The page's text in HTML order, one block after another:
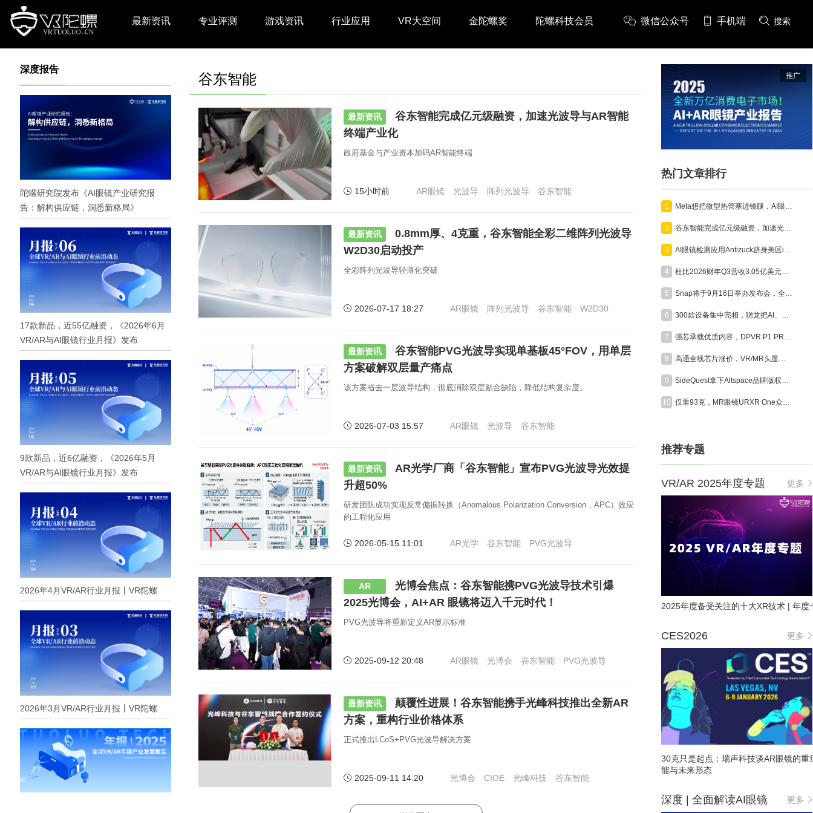
最新资讯 专业评测 游戏资讯 行业应用 VR大空间 金陀螺奖 陀螺科技会员 微信公众号 手机端 搜索
深度报告
陀螺研究院发布《AI眼镜产业研究报
告：解构供应链，洞悉新格局》
17款新品，近55亿融资，《2026年6月
VR/AR与AI眼镜行业月报》发布
9款新品，近6亿融资，《2026年5月
VR/AR与AI眼镜行业月报》发布
2026年4月VR/AR行业月报丨VR陀螺
2026年3月VR/AR行业月报丨VR陀螺
谷东智能
最新资讯
谷东智能完成亿元级融资，加速光波导与AR智能
终端产业化
政府基金与产业资本加码AR智能终端
15小时前 AR眼镜 光波导 阵列光波导 谷东智能
最新资讯
0.8mm厚、4克重，谷东智能全彩二维阵列光波导
W2D30启动投产
全彩阵列光波导轻薄化突破
2026-07-17 18:27 AR眼镜 阵列光波导 谷东智能 W2D30
最新资讯
谷东智能PVG光波导实现单基板45°FOV，用单层
方案破解双层量产痛点
该方案省去一层波导结构，彻底消除双层贴合缺陷，降低结构复杂度。
2026-07-03 15:57 AR眼镜 光波导 谷东智能
最新资讯
AR光学厂商「谷东智能」宣布PVG光波导光效提
升超50%
研发团队成功实现反常偏振转换（Anomalous Polarization Conversion，APC）效应
的工程化应用
2026-05-15 11:01 AR光学 谷东智能 PVG光波导
AR
光博会焦点：谷东智能携PVG光波导技术引爆
2025光博会，AI+AR 眼镜将迈入千元时代！
PVG光波导将重新定义AR显示标准
2025-09-12 20:48 AR眼镜 光博会 谷东智能 PVG光波导
最新资讯
颠覆性进展！谷东智能携手光峰科技推出全新AR
方案，重构行业价格体系
正式推出LCoS+PVG光波导解决方案
2025-09-11 14:20 光博会 CIOE 光峰科技 谷东智能
推广
热门文章排行
1
2
3
4
5
6
7
8
9
10
推荐专题
VR/AR 2025年度专题 更多
2025年度备受关注的十大XR技术 | 年度
CES2026 更多
30克只是起点：瑞声科技谈AR眼镜的重
能与未来形态
深度 | 全面解读AI眼镜 更多